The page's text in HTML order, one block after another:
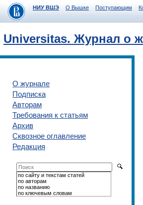
НИУ ВШЭ О Вышке Поступающим
Universitas. Журнал о
О журнале
Подписка
Авторам
Требования к статьям
Архив
Сквозное оглавление
Редакция
по сайту и текстам статей
по авторам
по названию
по ключевым словам